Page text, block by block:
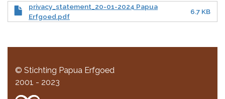
privacy_statement_20-01-2024 Papua
Erfgoed.pdf
6.7 KB
© Stichting Papua Erfgoed
2001 - 2023